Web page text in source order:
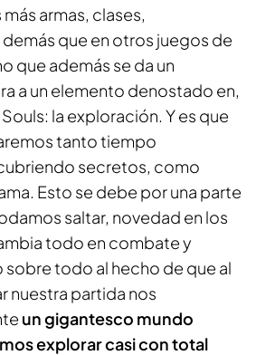
armas, clases,
que en otros juegos de
que además se da un
a un elemento denostado en,
la exploración. Y es que
tanto tiempo
secretos, como
Esto se debe por una parte
saltar, novedad en los
todo en combate y
todo al hecho de que al
nuestra partida nos
un gigantesco mundo
explorar casi con total